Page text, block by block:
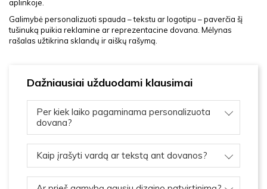
aplinkoje.
Galimybė personalizuoti spauda – tekstu ar logotipu – paverčia šį
tušinuką puikia reklamine ar reprezentacine dovana. Mėlynas
rašalas užtikrina sklandų ir aiškų rašymą.
Dažniausiai užduodami klausimai
Per kiek laiko pagaminama personalizuota
dovana?
Kaip įrašyti vardą ar tekstą ant dovanos?